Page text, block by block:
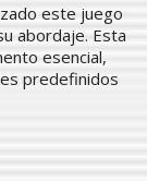
este juego
abordaje. Esta
esencial,
predefinidos